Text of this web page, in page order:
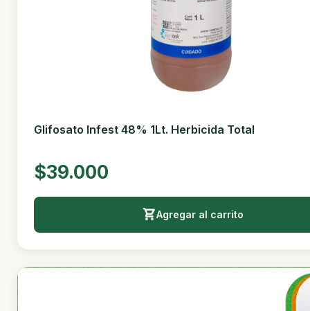
Glifosato Infest 48% 1Lt. Herbicida Total
$39.000
Agregar al carrito